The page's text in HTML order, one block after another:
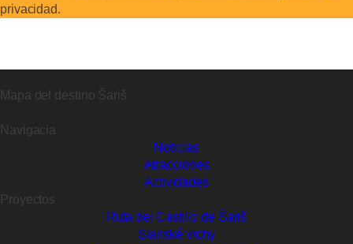
privacidad.
Mapa del destino Šariš
Navigacia
Noticias
Atracciones
Actividades
Proyectos
Ruta del Castillo de Šariš
Slanské vrchy